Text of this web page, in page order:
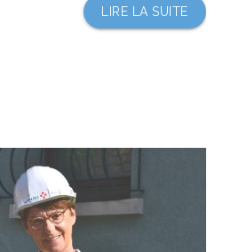
LIRE LA SUITE